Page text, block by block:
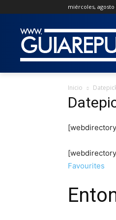
miércoles, agosto
Inicio
Favourites